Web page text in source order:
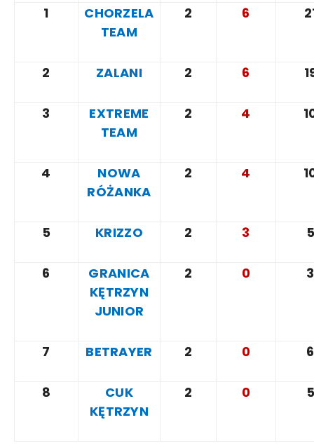
1
CHORZELA
TEAM
2 6
2 ZALANI 2 6
3
EXTREME
TEAM
2 4
4
NOWA
RÓŻANKA
2 4
5 KRIZZO 2 3
6
GRANICA
KĘTRZYN
JUNIOR
2 0 3
7 BETRAYER 2 0 6
8
CUK
KĘTRZYN
2 0